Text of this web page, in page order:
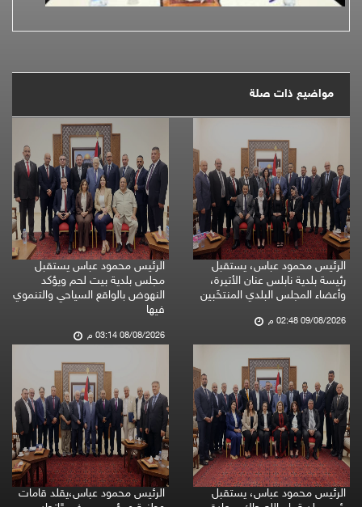
مواضيع ذات صلة
الرئيس محمود عباس، يستقبل
رئيسة بلدية نابلس عنان الأتيرة،
وأعضاء المجلس البلدي المنتخَبين
09/08/2026 02:48 م
الرئيس محمود عباس يستقبل
مجلس بلدية بيت لحم ويؤكد
النهوض بالواقع السياحي والتنموي
فيها
08/08/2026 03:14 م
الرئيس محمود عباس، يستقبل
الرئيس محمود عباس،يقلد قامات